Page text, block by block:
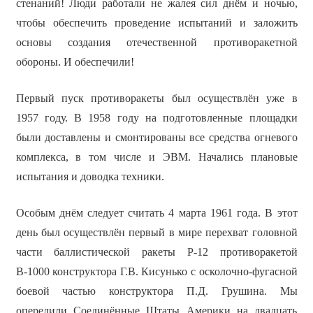
стенаний! Люди работали не жалея сил днём и ночью,
чтобы обеспечить проведение испытаний и заложить
основы создания отечественной противоракетной
обороны. И обеспечили!
Первый пуск противоракеты был осуществлён уже в
1957 году. В 1958 году на подготовленные площадки
были доставлены и смонтированы все средства огневого
комплекса, в том числе и ЭВМ. Начались плановые
испытания и доводка техники.
Особым днём следует считать 4 марта 1961 года. В этот
день был осуществлён первый в мире перехват головной
части баллистической ракеты Р-12 противоракетой
В-1000 конструктора Г.В. Кисунько с осколочно-фугасной
боевой частью конструктора П.Д. Грушина. Мы